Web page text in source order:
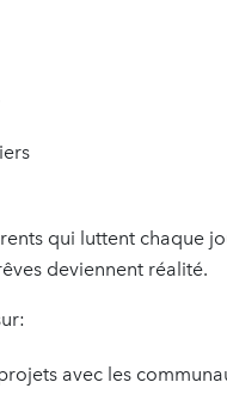
qui luttent chaque
deviennent réalité.
avec les